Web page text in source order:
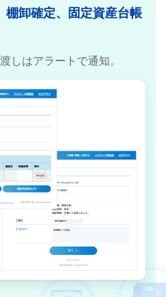
棚卸確定、固定資産台帳
しはアラートで通知。